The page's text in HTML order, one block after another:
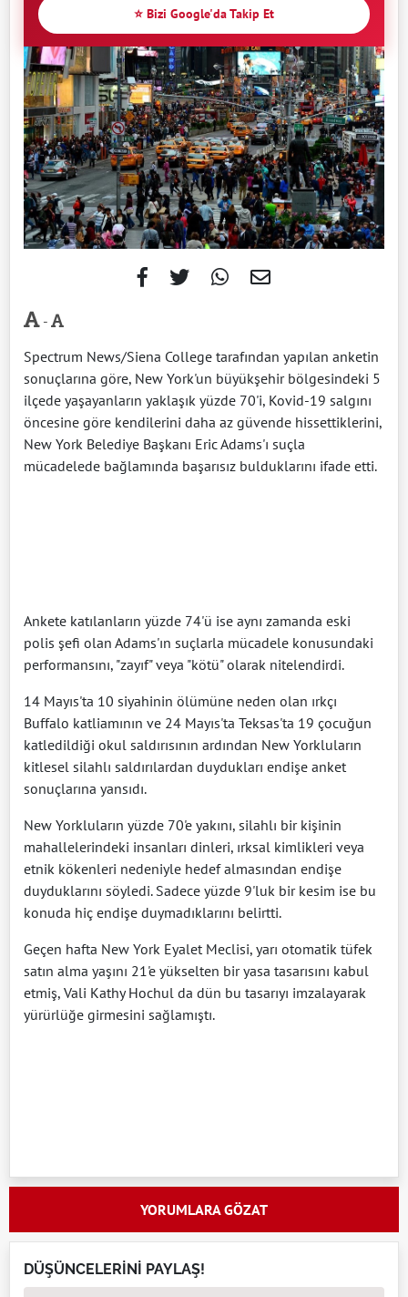
⭐ Bizi Google'da Takip Et
-
Spectrum News/Siena College tarafından yapılan anketin
sonuçlarına göre, New York'un büyükşehir bölgesindeki 5
ilçede yaşayanların yaklaşık yüzde 70'i, Kovid-19 salgını
öncesine göre kendilerini daha az güvende hissettiklerini,
New York Belediye Başkanı Eric Adams'ı suçla
mücadelede bağlamında başarısız bulduklarını ifade etti.
Ankete katılanların yüzde 74'ü ise aynı zamanda eski
polis şefi olan Adams'ın suçlarla mücadele konusundaki
performansını, "zayıf" veya "kötü" olarak nitelendirdi.
14 Mayıs'ta 10 siyahinin ölümüne neden olan ırkçı
Buffalo katliamının ve 24 Mayıs'ta Teksas'ta 19 çocuğun
katledildiği okul saldırısının ardından New Yorkluların
kitlesel silahlı saldırılardan duydukları endişe anket
sonuçlarına yansıdı.
New Yorkluların yüzde 70'e yakını, silahlı bir kişinin
mahallelerindeki insanları dinleri, ırksal kimlikleri veya
etnik kökenleri nedeniyle hedef almasından endişe
duyduklarını söyledi. Sadece yüzde 9'luk bir kesim ise bu
konuda hiç endişe duymadıklarını belirtti.
Geçen hafta New York Eyalet Meclisi, yarı otomatik tüfek
satın alma yaşını 21'e yükselten bir yasa tasarısını kabul
etmiş, Vali Kathy Hochul da dün bu tasarıyı imzalayarak
yürürlüğe girmesini sağlamıştı.
YORUMLARA GÖZAT
DÜŞÜNCELERİNİ PAYLAŞ!